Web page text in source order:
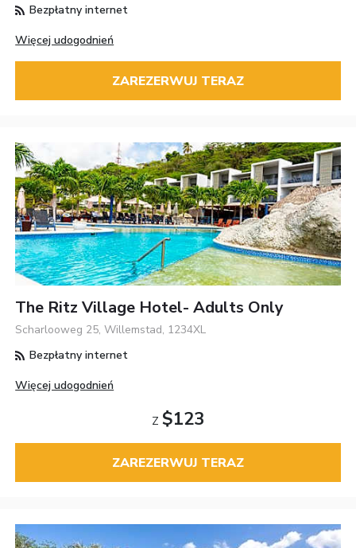
Bezpłatny internet
Więcej udogodnień
ZAREZERWUJ TERAZ
The Ritz Village Hotel- Adults Only
Scharlooweg 25, Willemstad, 1234XL
Bezpłatny internet
Więcej udogodnień
Z $123
ZAREZERWUJ TERAZ